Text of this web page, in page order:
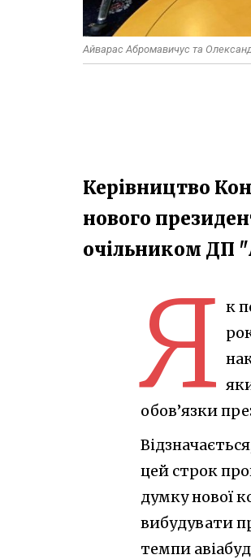
Айварас Абромавичус та
Керівництво
нового
очільником ДП
Я к
обов’язки
цей строк
думку нової
вибудувати
темпи